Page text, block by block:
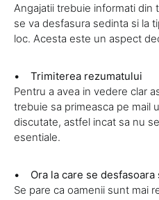
Angajatii trebuie informati din
se va desfasura sedinta si la
loc. Acesta este un aspect
• Trimiterea rezumatului
Pentru a avea in vedere clar
trebuie sa primeasca pe mail
discutate, astfel incat sa nu
esentiale.
• Ora la care se desfasoara
Se pare ca oamenii sunt mai